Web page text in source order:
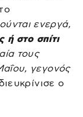
ενεργά,
ή στο σπίτι
τους
γεγονός
ο